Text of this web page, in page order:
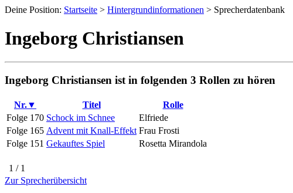
Deine Position: Startseite > Hintergrundinformationen > Sprecherdatenbank
Ingeborg Christiansen
Ingeborg Christiansen ist in folgenden 3 Rollen zu hören
Nr.▼ Titel
Rolle
Folge 170 Schock im Schnee
Elfriede
Folge 165 Advent mit Knall-Effekt Frau Frosti
Folge 151 Gekauftes Spiel Rosetta Mirandola
1 / 1
Zur Sprecherübersicht